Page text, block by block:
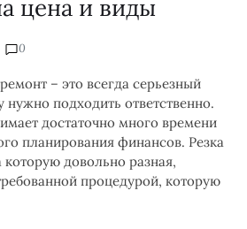
цена и виды
0
– это всегда серьезный
нужно подходить ответственно.
достаточно много времени
планирования финансов. Резка
которую довольно разная,
процедурой, которую